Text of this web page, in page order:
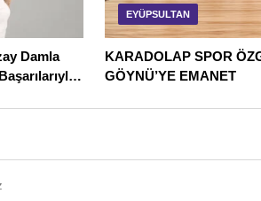
Damla
EYÜPSULTAN
KARADOLAP SPOR
GÖYNÜ’YE EMANET